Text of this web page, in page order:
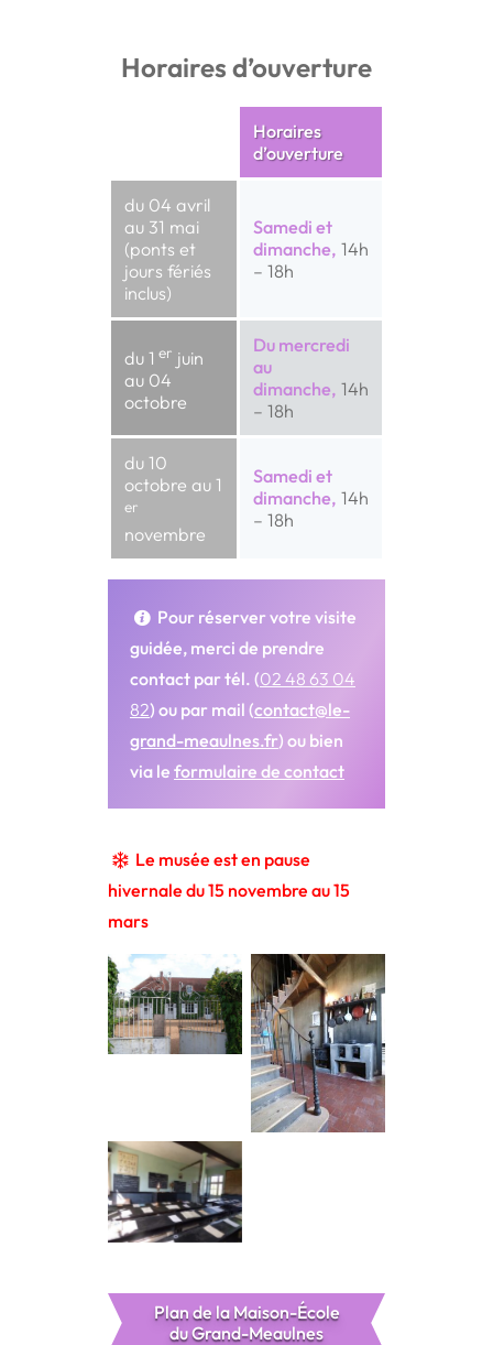
Horaires d’ouverture
Horaires
d’ouverture
du 04 avril
au 31 mai
(ponts et
jours fériés
inclus)
Samedi et
dimanche, 14h
– 18h
du 1 er juin
au 04
octobre
Du mercredi
au
dimanche, 14h
– 18h
du 10
octobre au 1
er
novembre
Samedi et
dimanche, 14h
– 18h
Pour réserver votre visite
guidée, merci de prendre
contact par tél. (02 48 63 04
82) ou par mail (contact@le-
grand-meaulnes.fr) ou bien
via le formulaire de contact
Le musée est en pause
hivernale du 15 novembre au 15
mars
la grille de
l’école
la cuisine
la salle d’école
Plan de la Maison-École
du Grand-Meaulnes